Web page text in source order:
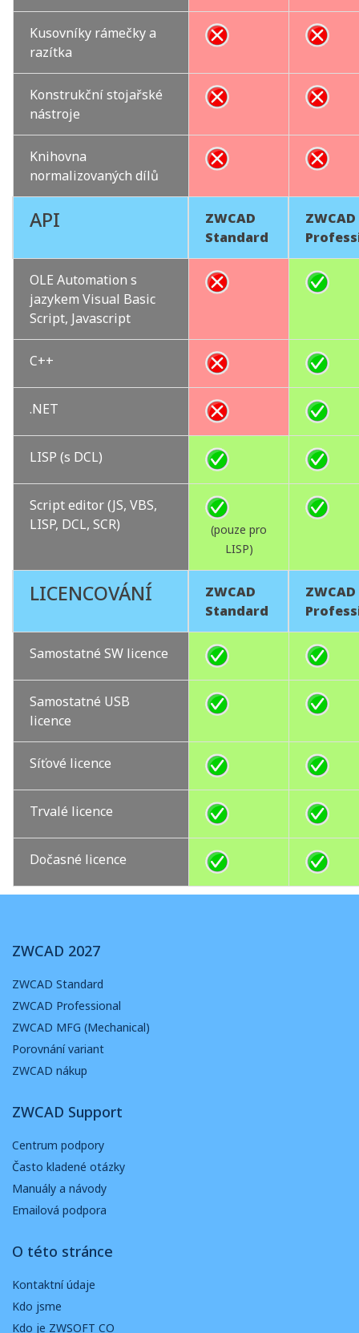
Kusovníky rámečky a
razítka
Konstrukční stojařské
nástroje
Knihovna
normalizovaných dílů
API
ZWCAD
Standard
ZWCAD
OLE Automation s
jazykem Visual Basic
Script, Javascript
C++
.NET
LISP (s DCL)
Script editor (JS, VBS,
LISP, DCL, SCR)
(pouze pro
LISP)
LICENCOVÁNÍ
ZWCAD
Standard
ZWCAD
Samostatné SW licence
Samostatné USB
licence
Síťové licence
Trvalé licence
Dočasné licence
ZWCAD 2027
ZWCAD Standard
ZWCAD Professional
ZWCAD MFG (Mechanical)
Porovnání variant
ZWCAD nákup
ZWCAD Support
Centrum podpory
Často kladené otázky
Manuály a návody
Emailová podpora
O této stránce
Kontaktní údaje
Kdo jsme
Kdo je ZWSOFT CO